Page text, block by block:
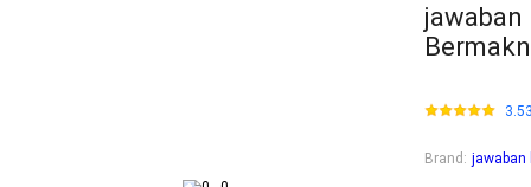
jawaban
Brand : jawaban